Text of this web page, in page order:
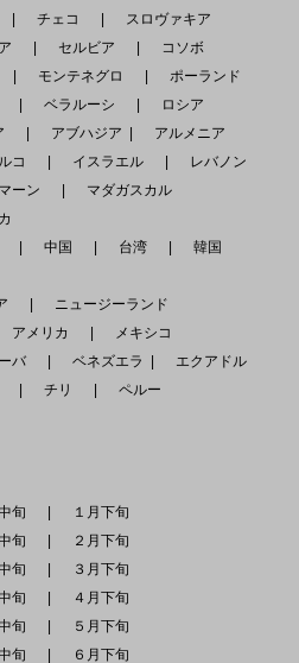
チェコ
スロヴァキア
セルビア
コソボ
モンテネグロ
ポーランド
ベラルーシ
ロシア
アブハジア
アルメニア
コ イスラエル
レバノン
ーン
マダガスカル
中国 台湾
韓国
ニュージーランド
アメリカ
メキシコ
バ ベネズエラ
エクアドル
チリ
ペルー
旬
１月下旬
旬
２月下旬
旬
３月下旬
旬
４月下旬
旬
５月下旬
旬 ６月下旬